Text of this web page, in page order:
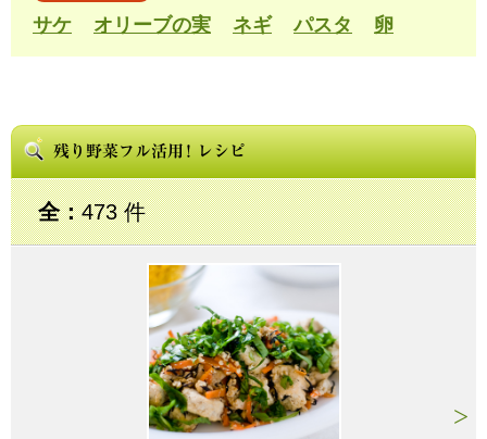
サケ オリーブの実 ネギ パスタ 卵
全：473 件